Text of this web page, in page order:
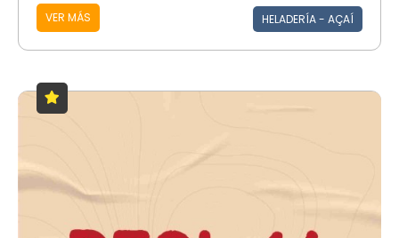
VER MÁS HELADERÍA - AÇAÍ